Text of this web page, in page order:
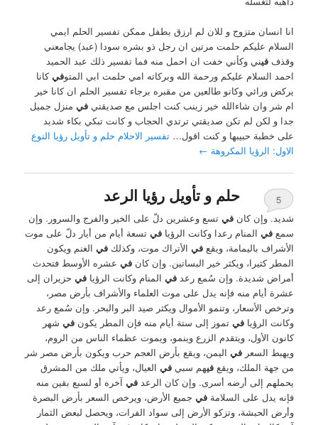
انا انسان متزوج و للان لم ارزق بطفل ممكن تفسير الحلم ايمي
السلام عليكم حلمت مرتين ان رجل ذو بشره سودا (عبد) يجامعني
وقذففيني وكأني خفت ان احمل منه فما تفسير ذلك عبد الحميد
احمد السلام عليكم ورحمة الله وبركاته امي حلمت ابي المتوفيكانا
يركض ورائي وكانو طالعين من مقبره برجاء تفسير الحلم ان كانا خير
ام شر وان شاءالله خير زينب كنت اجلس مع صديقتيفي منزل جميل
جدا و لكن لم تكن صديقتي ترتدي الحجاب و كانت تبكي بكاء شديد
على خطبة حبيبها و كنت اقول…تفسير الاحلام حلم و تأويل رؤيا النوع
الاول: الرؤيا المكروهة ←
حلم و تأويل رؤيا الرعد
5
شديد. وإن كانفي تسع وعشرين دلّ على الخير والفرج والسرور. وإن
سمعفي المنام رعدا وكانت الرؤيافي تسعة أيام من أيار دلّ على موت
الأشراف باليمامة، ويقعفي الأتراك موت، وكذلكفي الغنم ويكون
المطر كثيرا، ويكثر خير البساتين. وإن كانفي عشره الأوسط فتحدث
أمراض شديدة. وإن سُمع رعدفي المنام وكانت الرؤيافي حزيران إلى
عشرة أيام منه فإنه يدل على موت العلماء والأشراف بأرض مصر،
وترخص الأسعار، وتنمو الأموال ويكثر صيد البر والبحر. وإن سُمع رعد
وكانت الرؤيافي تموز إلى ستة أيام منه فإن المطر يكونفي شهر
كانون الأول، ويتقدم الزرع وينمو، ويموت عظماء الناس من الروم،
ويهبط السعرفي اليمن، ويقع بأرض العجم حرب ويكون بأرض مصر شر
من جهة الملك، ويقعفيهم سبيفي العيال، ويأتي ملك من المشرق
يحملهم إلى أرضه أسرى. وإن كان الرعدفي آخره أو لسبع بقين منه
فإنه يدل على السلامةفي جميع الأرض، ويرخص السعر بأرض البصرة
وأرض الحبشة، وتزكو الأرض إلى سواد الفرات، ويحصل لبعض الثمار